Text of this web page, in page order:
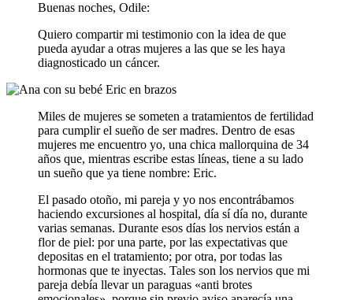
Buenas noches, Odile:
Quiero compartir mi testimonio con la idea de que
pueda ayudar a otras mujeres a las que se les haya
diagnosticado un cáncer.
Miles de mujeres se someten a tratamientos de fertilidad
para cumplir el sueño de ser madres. Dentro de esas
mujeres me encuentro yo, una chica mallorquina de 34
años que, mientras escribe estas líneas, tiene a su lado
un sueño que ya tiene nombre: Eric.
El pasado otoño, mi pareja y yo nos encontrábamos
haciendo excursiones al hospital, día sí día no, durante
varias semanas. Durante esos días los nervios están a
flor de piel: por una parte, por las expectativas que
depositas en el tratamiento; por otra, por todas las
hormonas que te inyectas. Tales son los nervios que mi
pareja debía llevar un paraguas «anti brotes